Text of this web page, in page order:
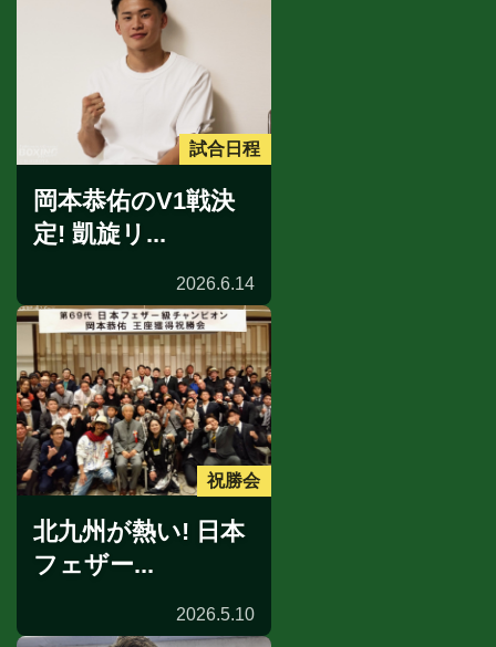
試合日程
岡本恭佑のV1戦決
定! 凱旋リ...
2026.6.14
祝勝会
北九州が熱い! 日本
フェザー...
2026.5.10